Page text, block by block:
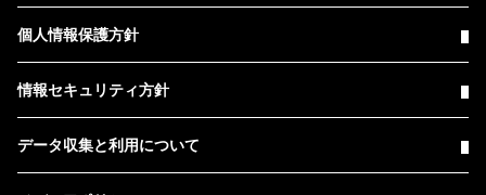
個人情報保護方針
情報セキュリティ方針
データ収集と利用について